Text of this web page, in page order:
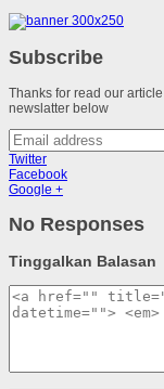
Subscribe
Thanks for read our
newslatter below
Twitter
Facebook
Google +
No Responses
Tinggalkan Balasan